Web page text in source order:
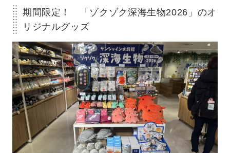
期間限定！ 「ゾクゾク深海生物2026」のオ
リジナルグッズ